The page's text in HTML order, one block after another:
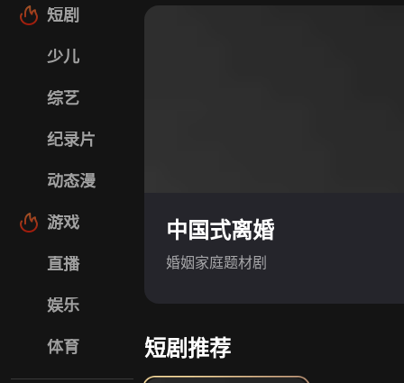
短剧
少儿
综艺
纪录片
动态漫
游戏
直播
娱乐
体育
中国式离婚
婚姻家庭题材剧
短剧推荐